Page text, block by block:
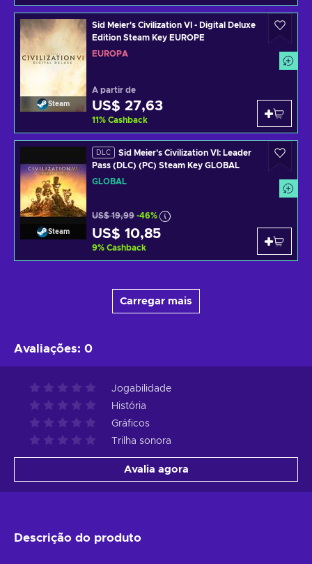
Steam
Sid Meier's Civilization VI - Digital Deluxe
Edition Steam Key EUROPE
EUROPA
A partir de
US$ 27,63
11% Cashback
Steam
DLC
Sid Meier's Civilization VI: Leader
Pass (DLC) (PC) Steam Key GLOBAL
GLOBAL
US$ 19,99 -46%
US$ 10,85
9% Cashback
Carregar mais
Avaliações: 0
Jogabilidade
História
Gráficos
Trilha sonora
Avalia agora
Descrição do produto